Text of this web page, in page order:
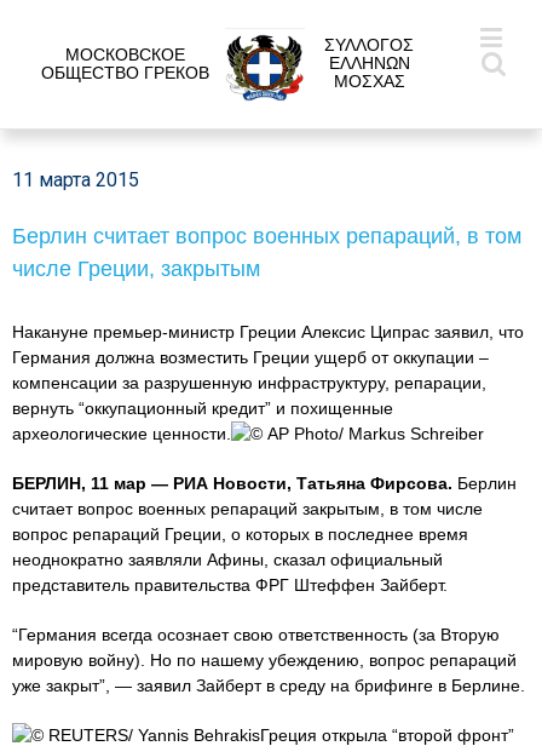
МОСКОВСКОЕ
ОБЩЕСТВО ГРЕКОВ
ΣΥΛΛΟΓΟΣ
ΕΛΛΗΝΩΝ
ΜΟΣΧΑΣ
11 марта 2015
Берлин считает вопрос военных репараций, в том
числе Греции, закрытым
Накануне премьер-министр Греции Алексис Ципрас заявил, что
Германия должна возместить Греции ущерб от оккупации –
компенсации за разрушенную инфраструктуру, репарации,
вернуть “оккупационный кредит” и похищенные
археологические ценности.
© AP Photo/ Markus Schreiber
БЕРЛИН, 11 мар — РИА Новости, Татьяна Фирсова. Берлин
считает вопрос военных репараций закрытым, в том числе
вопрос репараций Греции, о которых в последнее время
неоднократно заявляли Афины, сказал официальный
представитель правительства ФРГ Штеффен Зайберт.
“Германия всегда осознает свою ответственность (за Вторую
мировую войну). Но по нашему убеждению, вопрос репараций
уже закрыт”, — заявил Зайберт в среду на брифинге в Берлине.
© REUTERS/ Yannis BehrakisГреция открыла “второй фронт”